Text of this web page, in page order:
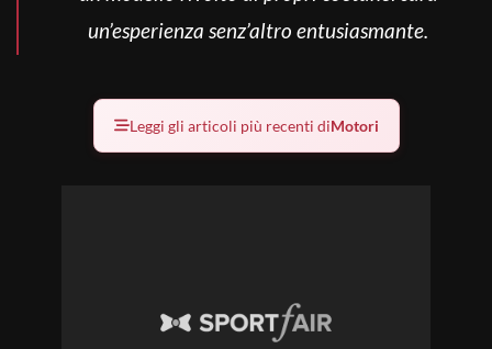
un’esperienza senz’altro entusiasmante.
Leggi gli articoli più recenti diMotori